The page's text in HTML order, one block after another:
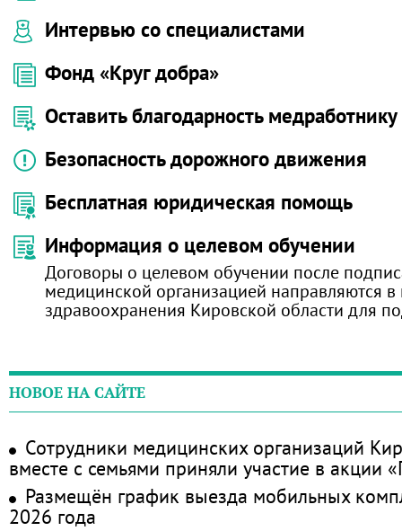
Интервью со специалистами
Фонд «Круг добра»
Оставить благодарность медработнику
Безопасность дорожного движения
Бесплатная юридическая помощь
Информация о целевом обучении
Договоры о целевом обучении после
медицинской организацией направляются в
здравоохранения Кировской области для
НОВОЕ НА САЙТЕ
Сотрудники медицинских организаций
вместе с семьями приняли участие в акции
Размещён график выезда мобильных
2026 года